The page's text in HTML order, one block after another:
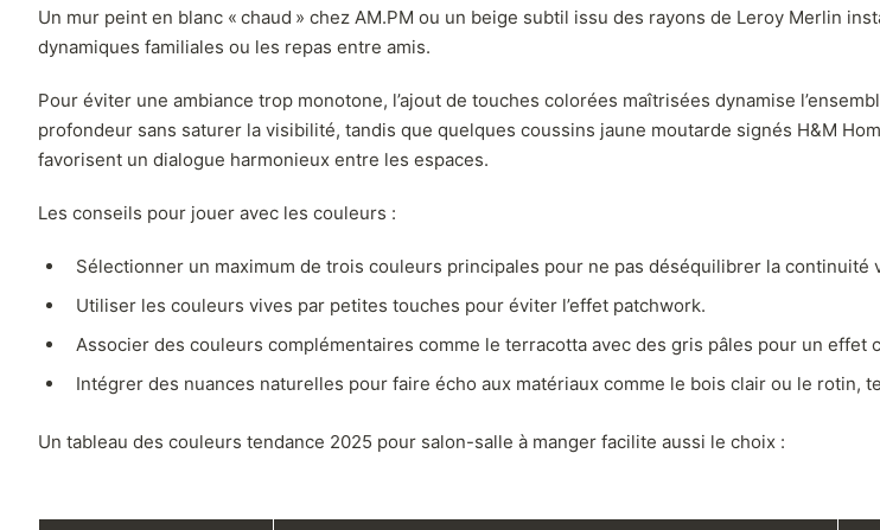
Un mur peint en blanc « chaud » chez AM.PM ou un beige subtil issu des rayons de Leroy Merlin
dynamiques familiales ou les repas entre amis.
Pour éviter une ambiance trop monotone, l’ajout de touches colorées maîtrisées dynamise
profondeur sans saturer la visibilité, tandis que quelques coussins jaune moutarde signés H&M
favorisent un dialogue harmonieux entre les espaces.
Les conseils pour jouer avec les couleurs :
Sélectionner un maximum de trois couleurs principales pour ne pas déséquilibrer la continuité
Utiliser les couleurs vives par petites touches pour éviter l’effet patchwork.
Associer des couleurs complémentaires comme le terracotta avec des gris pâles pour un effet
Intégrer des nuances naturelles pour faire écho aux matériaux comme le bois clair ou le rotin,
Un tableau des couleurs tendance 2025 pour salon-salle à manger facilite aussi le choix :